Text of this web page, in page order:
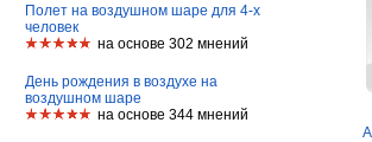
Полет на воздушном шаре для 4-х
человек
на основе 302 мнений
День рождения в воздухе на
воздушном шаре
на основе 344 мнений